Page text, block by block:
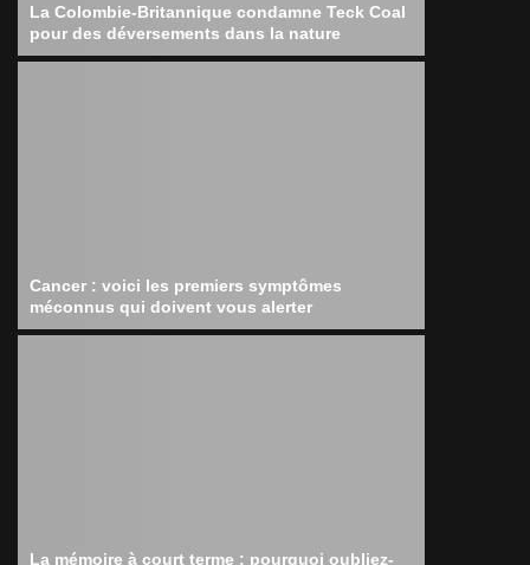
La Colombie-Britannique condamne Teck Coal
pour des déversements dans la nature
Cancer : voici les premiers symptômes
méconnus qui doivent vous alerter
La mémoire à court terme : pourquoi oubliez-